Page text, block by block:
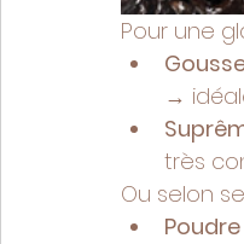
Pour une
→
très
Ou selon